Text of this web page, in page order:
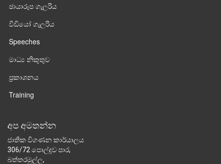
ඡායාරූප ගැලරිය
වීඩියෝ ගැලරිය
Speeches
මාධ්‍ය නිකුතුව
ප්‍රකාශනය
Training
අප අමතන්න
ජාතික විගණන කාර්යාලය
306/72 පොල්දූව පාර,
බත්තරමුල්ල,